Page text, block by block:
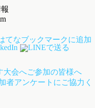
報
大会へご参加の皆様へ
者アンケートにご協力く